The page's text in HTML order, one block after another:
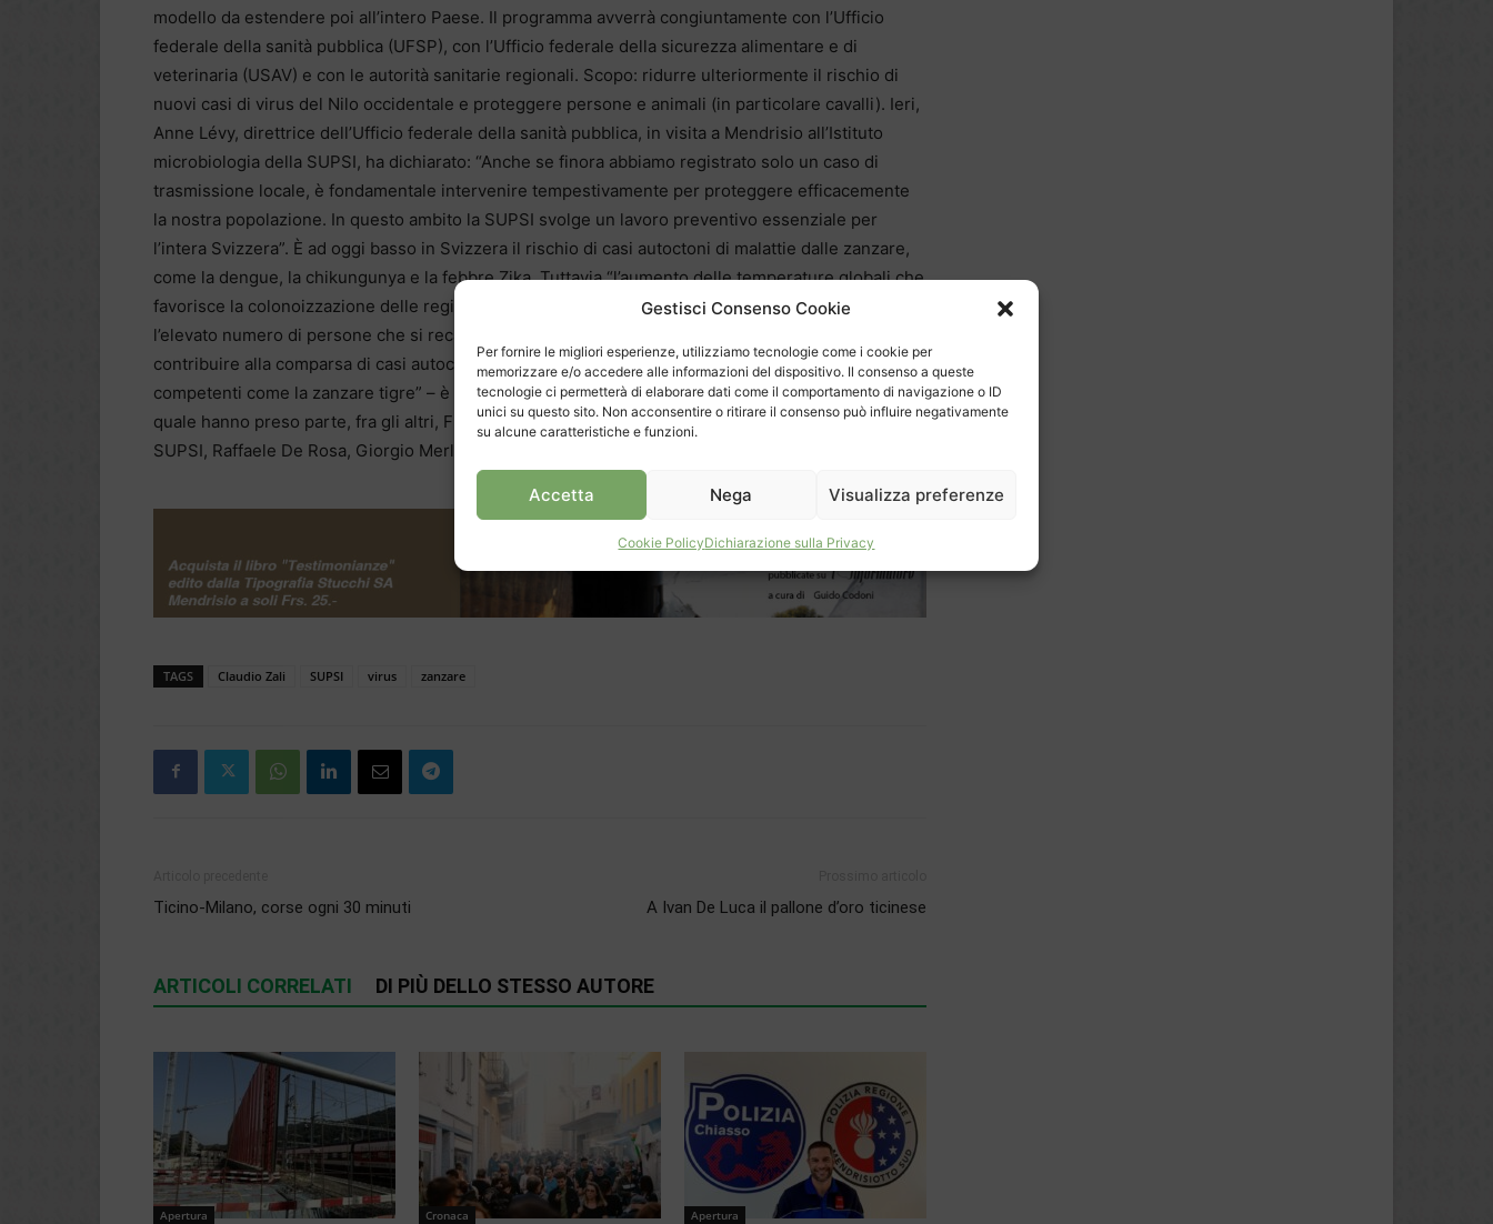
Gestisci Consenso Cookie
Per fornire le migliori esperienze, utilizziamo tecnologie come i cookie per
memorizzare e/o accedere alle informazioni del dispositivo. Il consenso a queste
tecnologie ci permetterà di elaborare dati come il comportamento di navigazione o ID
unici su questo sito. Non acconsentire o ritirare il consenso può influire negativamente
su alcune caratteristiche e funzioni.
Accetta Nega Visualizza preferenze
Cookie PolicyDichiarazione sulla Privacy
modello da estendere poi all’intero Paese. Il programma avverrà congiuntamente con l’Ufficio
federale della sanità pubblica (UFSP), con l’Ufficio federale della sicurezza alimentare e di
veterinaria (USAV) e con le autorità sanitarie regionali. Scopo: ridurre ulteriormente il rischio di
nuovi casi di virus del Nilo occidentale e proteggere persone e animali (in particolare cavalli). Ieri,
Anne Lévy, direttrice dell’Ufficio federale della sanità pubblica, in visita a Mendrisio all’Istituto
microbiologia della SUPSI, ha dichiarato: “Anche se finora abbiamo registrato solo un caso di
trasmissione locale, è fondamentale intervenire tempestivamente per proteggere efficacemente
la nostra popolazione. In questo ambito la SUPSI svolge un lavoro preventivo essenziale per
l’intera Svizzera”. È ad oggi basso in Svizzera il rischio di casi autoctoni di malattie dalle zanzare,
come la dengue, la chikungunya e la febbre Zika. Tuttavia “l’aumento delle temperature globali che
favorisce la colonoizzazione delle regioni svizzere da parte di vettori artropodi (zanzare) e
l’elevato numero di persone che si reca in luoghi in cui tali malattie sono endemiche, potrebbe
contribuire alla comparsa di casi autoctoni in Svizzera, a causa della presenza di vettori
competenti come la zanzare tigre” – è stato evidenziato ieri durante l’incontro stampa. Incontro al
quale hanno preso parte, fra gli altri, Francesco Origgi, direttore dell’Istituto microbiologia della
SUPSI, Raffaele De Rosa, Giorgio Merlani e Luca Bacciarini.
TAGS Claudio Zali SUPSI virus zanzare
Ticino-Milano, corse ogni 30 minuti A Ivan De Luca il pallone d’oro ticinese
ARTICOLI CORRELATI DI PIÙ DELLO STESSO AUTORE
Apertura Cronaca Apertura